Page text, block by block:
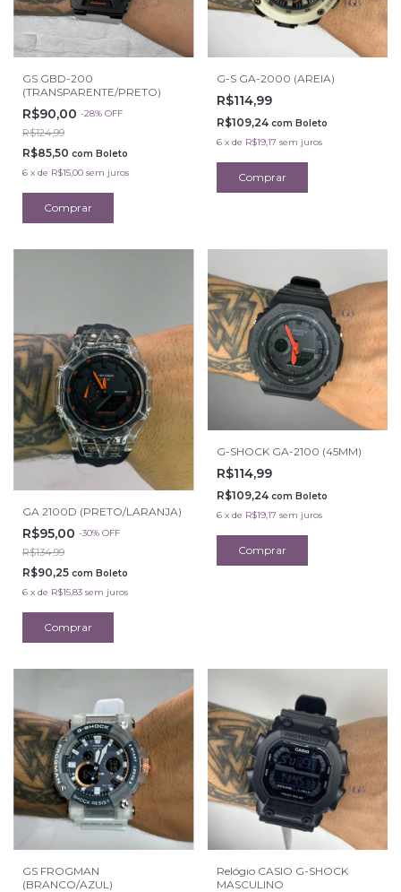
GS GBD-200
(TRANSPARENTE/PRETO)
R$90,00 -28% OFF
R$124,99
R$85,50 com Boleto
6 x de R$15,00 sem juros
G-S GA-2000 (AREIA)
R$114,99
R$109,24 com Boleto
6 x de R$19,17 sem juros
GA 2100D (PRETO/LARANJA)
R$95,00 -30% OFF
R$134,99
R$90,25 com Boleto
6 x de R$15,83 sem juros
G-SHOCK GA-2100 (45MM)
R$114,99
R$109,24 com Boleto
6 x de R$19,17 sem juros
GS FROGMAN
(BRANCO/AZUL)
Relógio CASIO G-SHOCK
MASCULINO